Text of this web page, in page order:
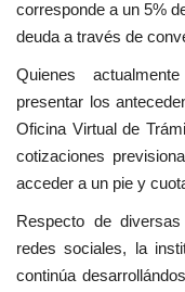
corresponde a un 5%
deuda a través de
Quienes
presentar los
Oficina Virtual de
cotizaciones
acceder a un pie y
Respecto de
redes sociales, la
continúa